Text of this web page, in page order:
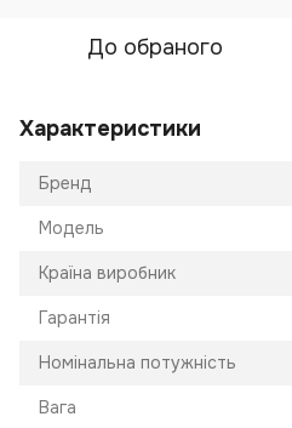
До обраного
Характеристики
Бренд
Модель
Країна виробник
Гарантія
Номінальна потужність
Вага